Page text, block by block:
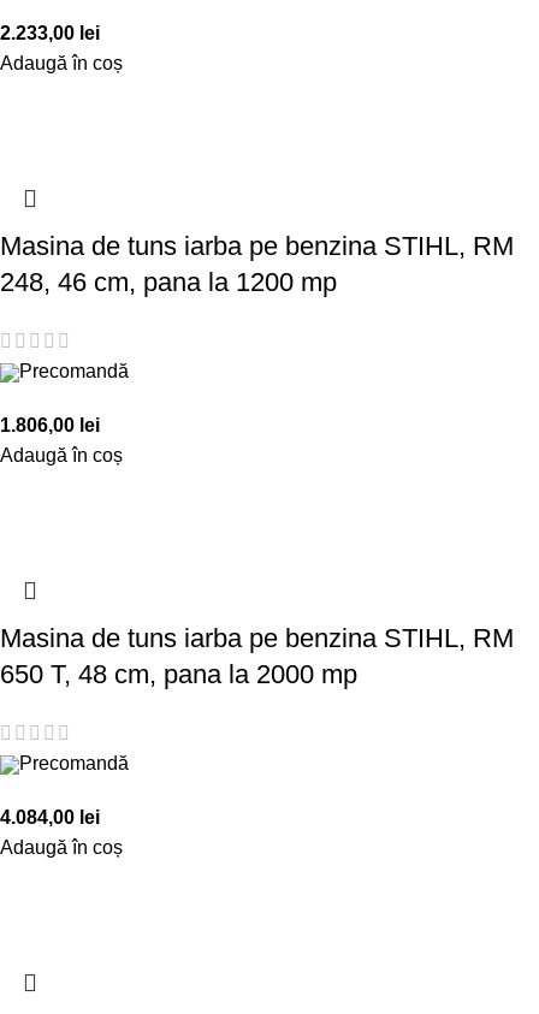
2.233,00 lei
Adaugă în coș
Masina de tuns iarba pe benzina STIHL, RM
248, 46 cm, pana la 1200 mp
Precomandă
1.806,00 lei
Adaugă în coș
Masina de tuns iarba pe benzina STIHL, RM
650 T, 48 cm, pana la 2000 mp
Precomandă
4.084,00 lei
Adaugă în coș